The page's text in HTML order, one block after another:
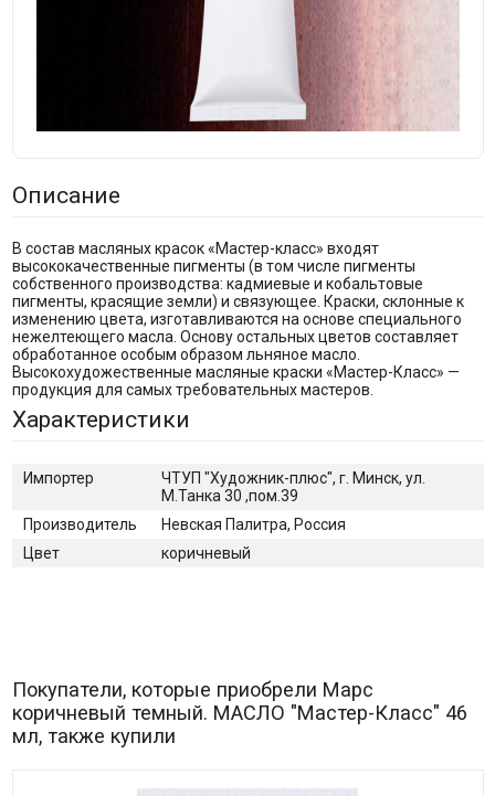
Описание
В состав масляных красок «Мастер-класс» входят
высококачественные пигменты (в том числе пигменты
собственного производства: кадмиевые и кобальтовые
пигменты, красящие земли) и связующее. Краски, склонные к
изменению цвета, изготавливаются на основе специального
нежелтеющего масла. Основу остальных цветов составляет
обработанное особым образом льняное масло.
Высокохудожественные масляные краски «Мастер-Класс» —
продукция для самых требовательных мастеров.
Характеристики
Импортер
ЧТУП "Художник-плюс", г. Минск, ул.
М.Танка 30 ,пом.39
Производитель
Невская Палитра, Россия
Цвет
коричневый
Покупатели, которые приобрели Марс
коричневый темный. МАСЛО "Мастер-Класс" 46
мл, также купили